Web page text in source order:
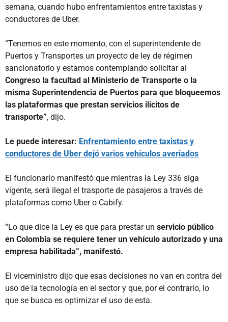
semana, cuando hubo enfrentamientos entre taxistas y
conductores de Uber.
“Tenemos en este momento, con el superintendente de
Puertos y Transportes un proyecto de ley de régimen
sancionatorio y estamos contemplando solicitar al
Congreso la facultad al Ministerio de Transporte o la
misma Superintendencia de Puertos para que bloqueemos
las plataformas que prestan servicios ilícitos de
transporte”, dijo.
Le puede interesar: Enfrentamiento entre taxistas y
conductores de Uber dejó varios vehículos averiados
El funcionario manifestó que mientras la Ley 336 siga
vigente, será ilegal el trasporte de pasajeros a través de
plataformas como Uber o Cabify.
“Lo que dice la Ley es que para prestar un servicio público
en Colombia se requiere tener un vehículo autorizado y una
empresa habilitada”, manifestó.
El viceministro dijo que esas decisiones no van en contra del
uso de la tecnología en el sector y que, por el contrario, lo
que se busca es optimizar el uso de esta.